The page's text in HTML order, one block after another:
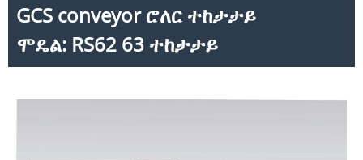
GCS conveyor ሮለር ተከታታይ
ሞዴል: RS62 63 ተከታታይ